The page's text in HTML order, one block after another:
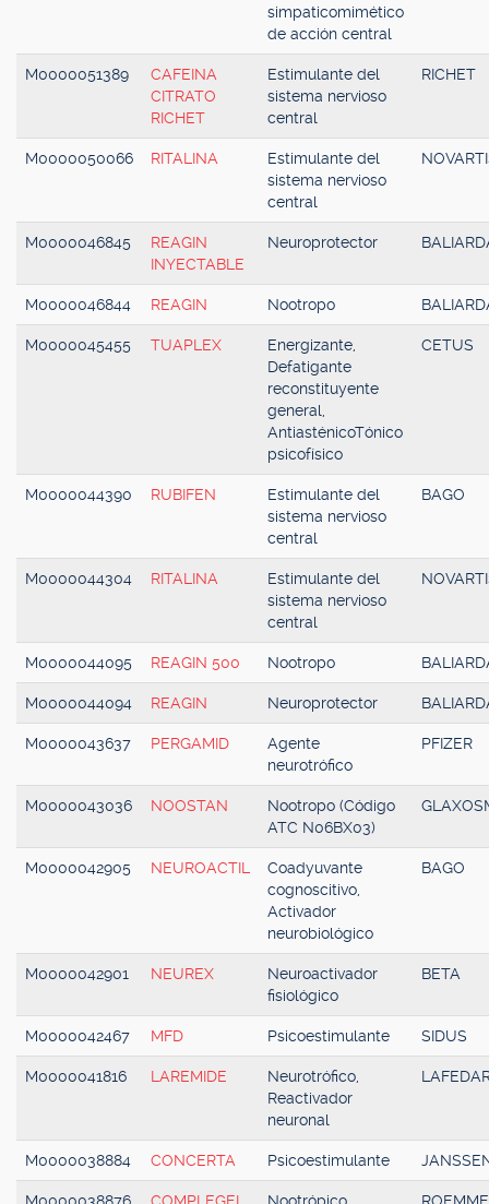
simpaticomimético
de acción central
M0000051389
CAFEINA
CITRATO
RICHET
Estimulante del
sistema nervioso
central
RICHET
M0000050066 RITALINA
Estimulante del
sistema nervioso
central
M0000046845
REAGIN
INYECTABLE
Neuroprotector
M0000046844 REAGIN Nootropo
M0000045455 TUAPLEX
Energizante,
Defatigante
reconstituyente
general,
AntiasténicoTónico
psicofísico
CETUS
M0000044390 RUBIFEN
Estimulante del
sistema nervioso
central
BAGO
M0000044304 RITALINA
Estimulante del
sistema nervioso
central
M0000044095 REAGIN 500 Nootropo
M0000044094 REAGIN Neuroprotector
M0000043637 PERGAMID
Agente
neurotrófico
PFIZER
M0000043036 NOOSTAN
Nootropo (Código
ATC N06BX03)
M0000042905 NEUROACTIL
Coadyuvante
cognoscitivo,
Activador
neurobiológico
BAGO
M0000042901 NEUREX
Neuroactivador
fisiológico
BETA
M0000042467 MFD Psicoestimulante SIDUS
M0000041816 LAREMIDE
Neurotrófico,
Reactivador
neuronal
M0000038884 CONCERTA Psicoestimulante